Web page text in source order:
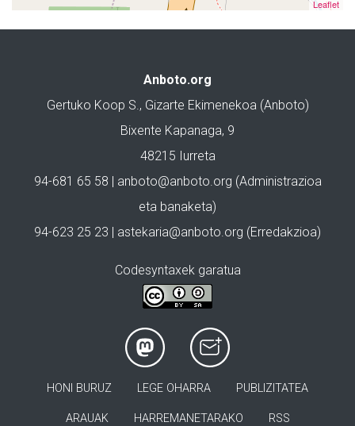
Leaflet
Anboto.org
Gertuko Koop S., Gizarte Ekimenekoa (Anboto)
Bixente Kapanaga, 9
48215 Iurreta
94-681 65 58 | anboto@anboto.org (Administrazioa
eta banaketa)
94-623 25 23 | astekaria@anboto.org (Erredakzioa)
Codesyntaxek garatua
HONI BURUZ LEGE OHARRA PUBLIZITATEA
ARAUAK HARREMANETARAKO RSS